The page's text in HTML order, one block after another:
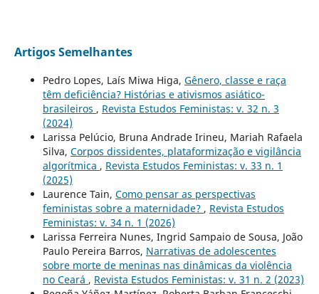
Artigos Semelhantes
Pedro Lopes, Laís Miwa Higa, Gênero, classe e raça
têm deficiência? Histórias e ativismos asiático-
brasileiros , Revista Estudos Feministas: v. 32 n. 3
(2024)
Larissa Pelúcio, Bruna Andrade Irineu, Mariah Rafaela
Silva, Corpos dissidentes, plataformização e vigilância
algorítmica , Revista Estudos Feministas: v. 33 n. 1
(2025)
Laurence Tain, Como pensar as perspectivas
feministas sobre a maternidade? , Revista Estudos
Feministas: v. 34 n. 1 (2026)
Larissa Ferreira Nunes, Ingrid Sampaio de Sousa, João
Paulo Pereira Barros, Narrativas de adolescentes
sobre morte de meninas nas dinâmicas da violência
no Ceará , Revista Estudos Feministas: v. 31 n. 2 (2023)